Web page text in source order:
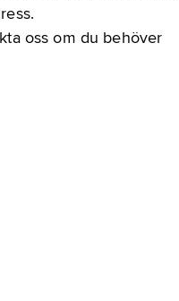
oss om du behöver